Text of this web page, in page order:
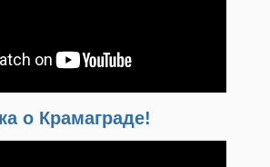
о Крамаграде!